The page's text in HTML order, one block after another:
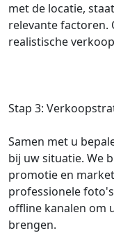
met de locatie,
relevante factoren.
realistische
Stap 3:
Samen met u
bij uw situatie. We
promotie en
professionele
offline kanalen om
brengen.